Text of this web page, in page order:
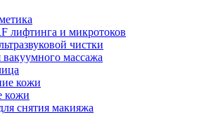
лифтинга и микротоков
чистки
массажа
кожи
кожи
снятия макияжа